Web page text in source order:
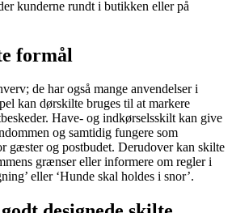
kunderne rundt i butikken eller på
formål
de har også mange anvendelser i
kan dørskilte bruges til at markere
Have- og indkørselsskilt kan give
og samtidig fungere som
gæster og postbudet. Derudover kan skilte
grænser eller informere om regler i
eller ‘Hunde skal holdes i snor’.